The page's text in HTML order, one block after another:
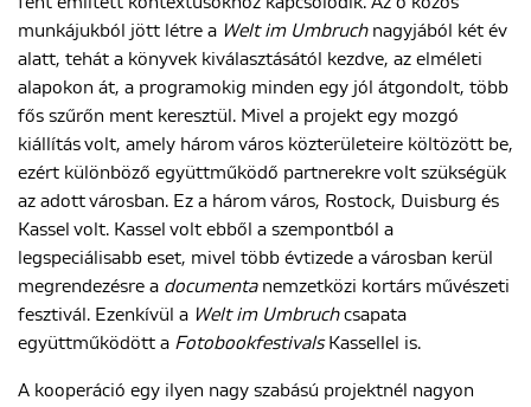
munkájukból jött létre a Welt im Umbruchnagyjából két év
alatt, tehát a könyvek kiválasztásától kezdve, az elméleti
alapokon át, a programokig minden egy jól átgondolt, több
fős szűrőn ment keresztül. Mivel a projekt egy mozgó
kiállítás volt, amely három város közterületeire költözött be,
ezért különböző együttműködő partnerekre volt szükségük
az adott városban. Ez a három város, Rostock, Duisburg és
Kassel volt. Kassel volt ebből a szempontból a
legspeciálisabb eset, mivel több évtizede a városban kerül
megrendezésre a documentanemzetközi kortárs művészeti
fesztivál. Ezenkívül a Welt im Umbruchcsapata
együttműködött a FotobookfestivalsKassellel is.
A kooperáció egy ilyen nagy szabású projektnél nagyon